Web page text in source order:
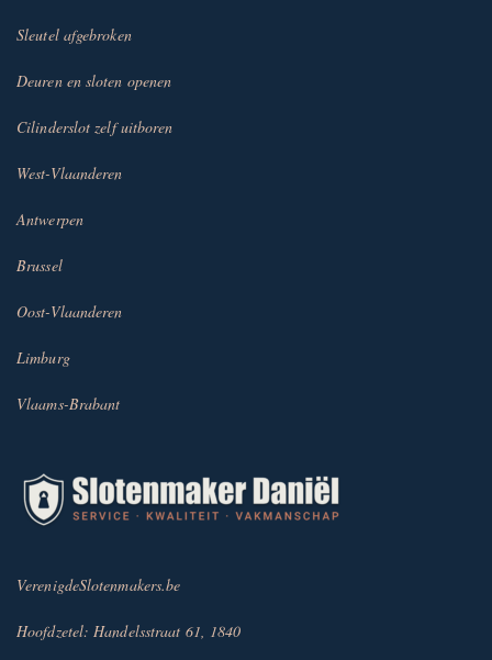
Sleutel afgebroken
Deuren en sloten openen
Cilinderslot zelf uitboren
West-Vlaanderen
Antwerpen
Brussel
Oost-Vlaanderen
Limburg
Vlaams-Brabant
VerenigdeSlotenmakers.be
Hoofdzetel: Handelsstraat 61, 1840